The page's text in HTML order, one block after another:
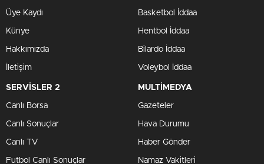
Üye Kaydı
Künye
Hakkımızda
İletişim
Basketbol İddaa
Hentbol İddaa
Bilardo İddaa
Voleybol İddaa
SERVİSLER 2
Canlı Borsa
Canlı Sonuçlar
Canlı TV
Futbol Canlı Sonuçlar
MULTİMEDYA
Gazeteler
Hava Durumu
Haber Gönder
Namaz Vakitleri